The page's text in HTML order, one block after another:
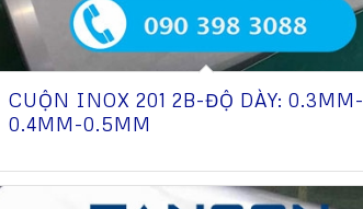
CUỘN INOX 201 2B-ĐỘ DÀY: 0.3MM-
0.4MM-0.5MM